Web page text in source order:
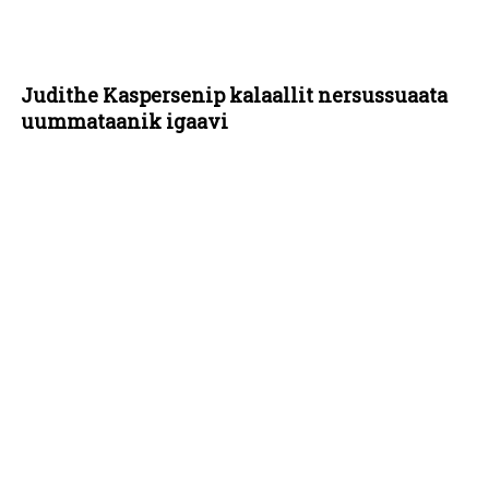
Judithe Kaspersenip kalaallit nersussuaata
uummataanik igaavi